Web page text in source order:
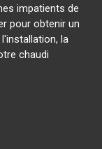
impatients de
pour obtenir un
la
chaudi